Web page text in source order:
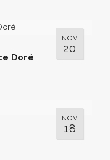
NOV
20
Doré
NOV
18